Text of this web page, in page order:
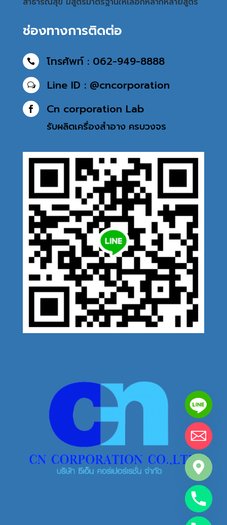
ช่องทางการติดต่อ
 โทรศัพท์ : 062-949-8888
w Line ID : @cncorporation
 Cn corporation Lab
รับผลิตเครื่องสำอาง ครบวงจร